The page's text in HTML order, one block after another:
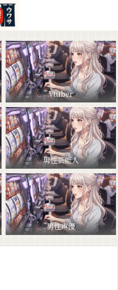
Vtuber
男性芸能人
男性声優